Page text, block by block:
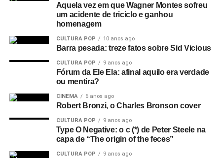
Aquela vez em que Wagner Montes sofreu
um acidente de triciclo e ganhou
homenagem
CULTURA POP 10 anos ago
Barra pesada: treze fatos sobre Sid Vicious
CULTURA POP 9 anos ago
Fórum da Ele Ela: afinal aquilo era verdade
ou mentira?
CINEMA 6 anos ago
Robert Bronzi, o Charles Bronson cover
CULTURA POP 9 anos ago
Type O Negative: o c (*) de Peter Steele na
capa de “The origin of the feces”
CULTURA POP 9 anos ago